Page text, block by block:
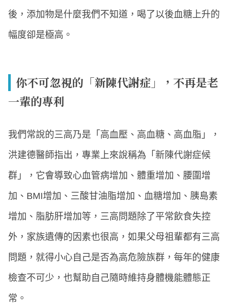
後，添加物是什麼我們不知道，喝了以後血糖上升的
幅度卻是極高。
你不可忽視的「新陳代謝症」，不再是老
一輩的專利
我們常說的三高乃是「高血壓、高血糖、高血脂」，
洪建德醫師指出，專業上來說稱為「新陳代謝症候
群」，它會導致心血管病增加、體重增加、腰圍增
加、BMI增加、三酸甘油脂增加、血糖增加、胰島素
增加、脂肪肝增加等，三高問題除了平常飲食失控
外，家族遺傳的因素也很高，如果父母祖輩都有三高
問題，就得小心自己是否為高危險族群，每年的健康
檢查不可少，也幫助自己隨時維持身體機能體態正
常。